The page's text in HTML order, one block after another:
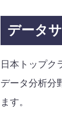
データ
日本トップク
データ分析分
ます。